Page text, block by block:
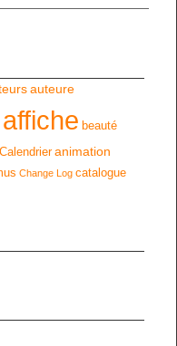
auteure
affiche beauté
Calendrier animation
Change Log catalogue